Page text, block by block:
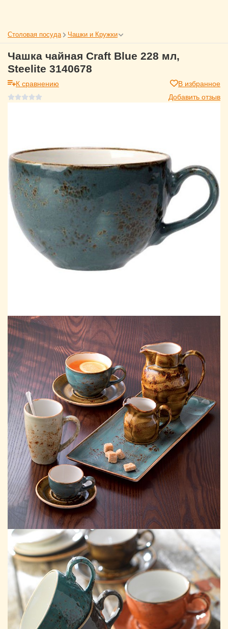
Столовая посуда Чашки и Кружки
Чашка чайная Craft Blue 228 мл,
Steelite 3140678
К сравнению
В избранное
Добавить отзыв